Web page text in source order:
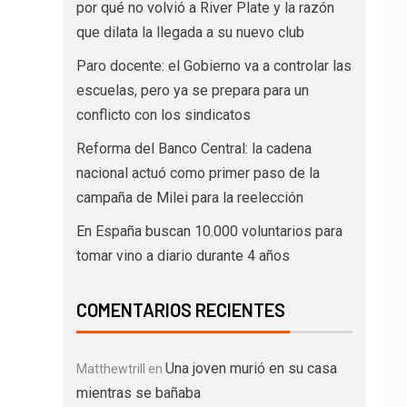
por qué no volvió a River Plate y la razón
que dilata la llegada a su nuevo club
Paro docente: el Gobierno va a controlar las
escuelas, pero ya se prepara para un
conflicto con los sindicatos
Reforma del Banco Central: la cadena
nacional actuó como primer paso de la
campaña de Milei para la reelección
En España buscan 10.000 voluntarios para
tomar vino a diario durante 4 años
COMENTARIOS RECIENTES
Matthewtrill en Una joven murió en su casa
mientras se bañaba